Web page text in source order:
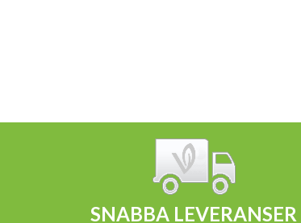
SNABBA LEVERANSER